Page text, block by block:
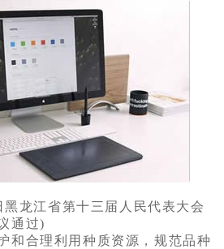
龙江省第十三届人民代表大会
通过)
合理利用种质资源，规范品种